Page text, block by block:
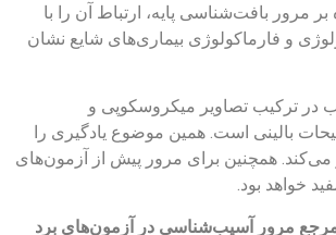
مرور بافت‌شناسی پایه، ارتباط آن را با
و فارماکولوژی بیماری‌های شایع نشان
در ترکیب تصاویر میکروسکوپی و
بالینی است. همین موضوع یادگیری را
می‌کند. همچنین برای مرور پیش از آزمون‌های
خواهد بود.